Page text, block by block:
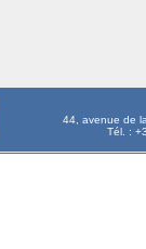
44, avenue de
Tél. :